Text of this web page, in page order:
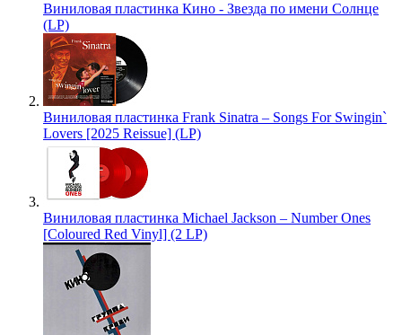
Виниловая пластинка Кино - Звезда по имени Солнце
(LP)
Виниловая пластинка Frank Sinatra – Songs For Swingin`
Lovers [2025 Reissue] (LP)
Виниловая пластинка Michael Jackson – Number Ones
[Coloured Red Vinyl] (2 LP)